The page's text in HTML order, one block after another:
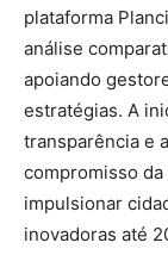
plataforma
análise
apoiando
estratégias. A
transparência e
compromisso
impulsionar
inovadoras até